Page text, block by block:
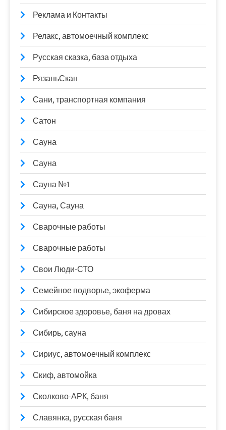
Реклама и Контакты
Релакс, автомоечный комплекс
Русская сказка, база отдыха
РязаньСкан
Сани, транспортная компания
Сатон
Сауна
Сауна
Сауна №1
Сауна, Сауна
Сварочные работы
Сварочные работы
Свои Люди-СТО
Семейное подворье, экоферма
Сибирское здоровье, баня на дровах
Сибирь, сауна
Сириус, автомоечный комплекс
Скиф, автомойка
Сколково-АРК, баня
Славянка, русская баня